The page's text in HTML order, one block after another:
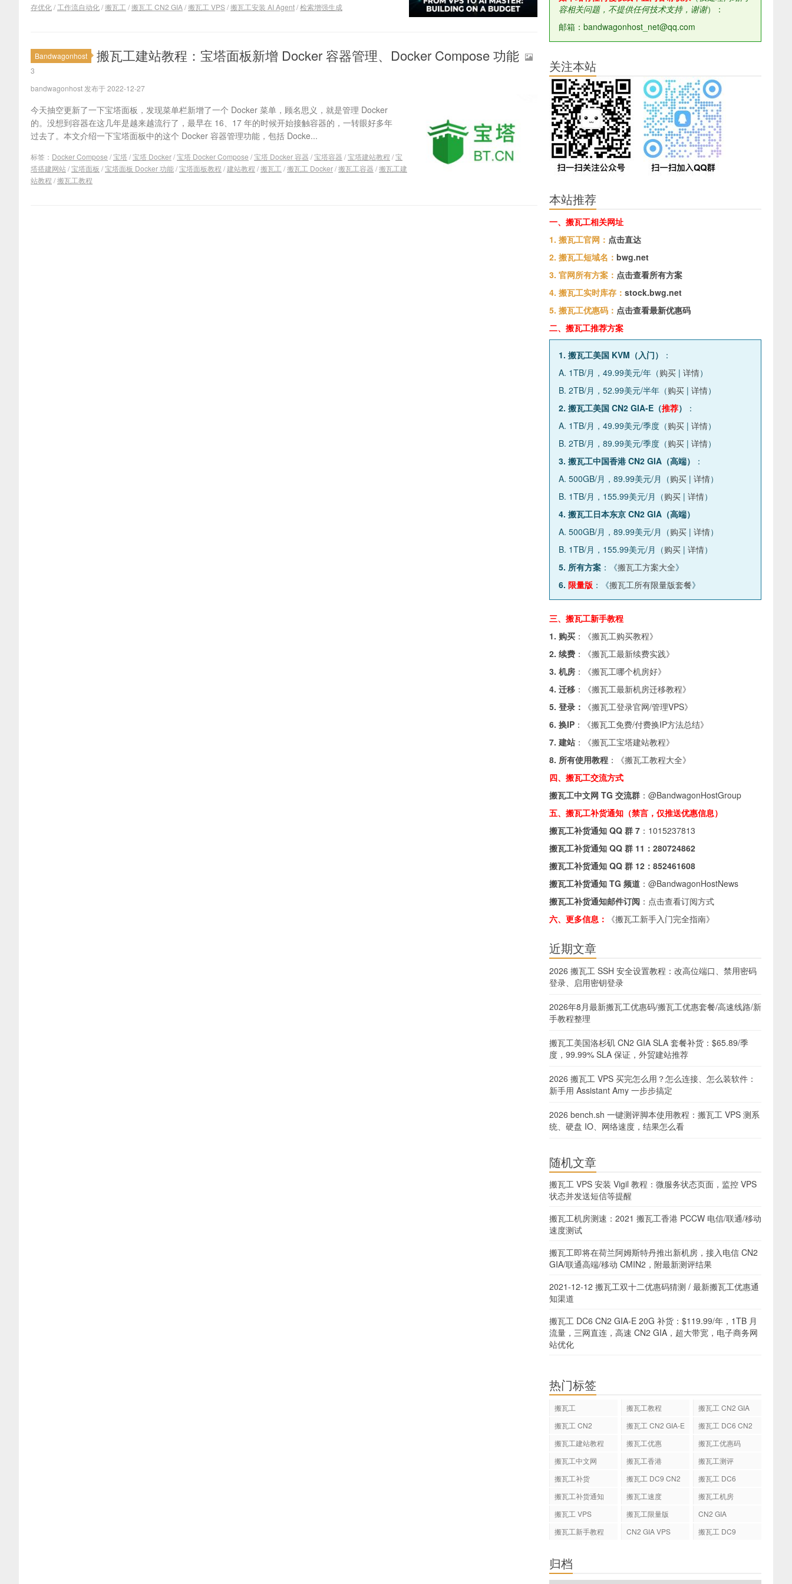
存优化/ 工作流自动化/搬瓦工 /搬瓦工 CN2 GIA/搬瓦工 VPS/搬瓦工安装 AI Agent/检索增强生成
Bandwagonhost 搬瓦工建站教程：宝塔面板新增 Docker 容器管理、Docker Compose 功能
3
bandwagonhost 发布于 2022-12-27
今天抽空更新了一下宝塔面板，发现菜单栏新增了一个 Docker 菜单，顾名思义，就是管理 Docker
的。没想到容器在这几年是越来越流行了，最早在 16、17 年的时候开始接触容器的，一转眼好多年
过去了。本文介绍一下宝塔面板中的这个 Docker 容器管理功能，包括 Docke...
标签： Docker Compose /宝塔 /宝塔 Docker/宝塔 Docker Compose /宝塔 Docker 容器 /宝塔容器 /宝塔建站教程 /宝
塔搭建网站/宝塔面板 /宝塔面板 Docker 功能/宝塔面板教程 /建站教程 /搬瓦工 /搬瓦工 Docker/搬瓦工容器 /搬瓦工建
站教程 /搬瓦工教程
容相关问题，不提供任何技术支持，谢谢）：
邮箱：bandwagonhost_net@qq.com
关注本站
本站推荐
一、搬瓦工相关网址
1. 搬瓦工官网： 点击直达
2. 搬瓦工短域名： bwg.net
3. 官网所有方案： 点击查看所有方案
4. 搬瓦工实时库存： stock.bwg.net
5. 搬瓦工优惠码： 点击查看最新优惠码
二、搬瓦工推荐方案
1. 搬瓦工美国 KVM（入门）
：
A. 1TB/月，49.99美元/年（购买 | 详情）
B. 2TB/月，52.99美元/半年（购买 | 详情）
2. 搬瓦工美国 CN2 GIA-E（推荐）
：
A. 1TB/月，49.99美元/季度（购买 | 详情）
B. 2TB/月，89.99美元/季度（购买 | 详情）
3. 搬瓦工中国香港 CN2 GIA（高端）
：
A. 500GB/月，89.99美元/月（购买 | 详情）
B. 1TB/月，155.99美元/月（购买 | 详情）
4. 搬瓦工日本东京 CN2 GIA（高端）
A. 500GB/月，89.99美元/月（购买 | 详情）
B. 1TB/月，155.99美元/月（购买 | 详情）
5. 所有方案 ：《搬瓦工方案大全》
6. 限量版 ：《搬瓦工所有限量版套餐》
三、搬瓦工新手教程
1. 购买 ：《搬瓦工购买教程》
2. 续费 ：《搬瓦工最新续费实践》
3. 机房 ：《搬瓦工哪个机房好》
4. 迁移 ：《搬瓦工最新机房迁移教程》
5. 登录：
《搬瓦工登录官网/管理VPS》
6. 换IP ：《搬瓦工免费/付费换IP方法总结》
7. 建站 ：《搬瓦工宝塔建站教程》
8. 所有使用教程 ：《搬瓦工教程大全》
四、搬瓦工交流方式
搬瓦工中文网 TG 交流群 ： @BandwagonHostGroup
五、搬瓦工补货通知（禁言，仅推送优惠信息）
搬瓦工补货通知 QQ 群 7 ： 1015237813
搬瓦工补货通知 QQ 群 11： 280724862
搬瓦工补货通知 QQ 群 12： 852461608
搬瓦工补货通知 TG 频道 ： @BandwagonHostNews
搬瓦工补货通知邮件订阅 ： 点击查看订阅方式
六、更多信息：
《搬瓦工新手入门完全指南》
近期文章
2026 搬瓦工 SSH 安全设置教程：改高位端口、禁用密码
登录、启用密钥登录
2026年8月最新搬瓦工优惠码/搬瓦工优惠套餐/高速线路/新
手教程整理
搬瓦工美国洛杉矶 CN2 GIA SLA 套餐补货：$65.89/季
度，99.99% SLA 保证，外贸建站推荐
2026 搬瓦工 VPS 买完怎么用？怎么连接、怎么装软件：
新手用 Assistant Amy 一步步搞定
2026 bench.sh 一键测评脚本使用教程：搬瓦工 VPS 测系
统、硬盘 IO、网络速度，结果怎么看
随机文章
搬瓦工 VPS 安装 Vigil 教程：微服务状态页面，监控 VPS
状态并发送短信等提醒
搬瓦工机房测速：2021 搬瓦工香港 PCCW 电信/联通/移动
速度测试
搬瓦工即将在荷兰阿姆斯特丹推出新机房，接入电信 CN2
GIA/联通高端/移动 CMIN2，附最新测评结果
2021-12-12 搬瓦工双十二优惠码猜测 / 最新搬瓦工优惠通
知渠道
搬瓦工 DC6 CN2 GIA-E 20G 补货：$119.99/年，1TB 月
流量，三网直连，高速 CN2 GIA，超大带宽，电子商务网
站优化
热门标签
搬瓦工 搬瓦工教程
搬瓦工 CN2 GIA
搬瓦工 CN2
搬瓦工 CN2 GIA-E
搬瓦工 DC6 CN2
搬瓦工建站教程 搬瓦工优惠
搬瓦工优惠码
搬瓦工中文网
搬瓦工香港
搬瓦工测评
搬瓦工补货
搬瓦工 DC9 CN2
搬瓦工 DC6
搬瓦工补货通知
搬瓦工速度
搬瓦工机房
搬瓦工 VPS
搬瓦工限量版
CN2 GIA
搬瓦工新手教程
CN2 GIA VPS 搬瓦工 DC9
归档